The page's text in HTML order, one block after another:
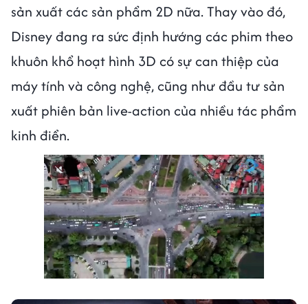
sản xuất các sản phẩm 2D nữa. Thay vào đó,
Disney đang ra sức định hướng các phim theo
khuôn khổ hoạt hình 3D có sự can thiệp của
máy tính và công nghệ, cũng như đầu tư sản
xuất phiên bản live-action của nhiều tác phẩm
kinh điển.